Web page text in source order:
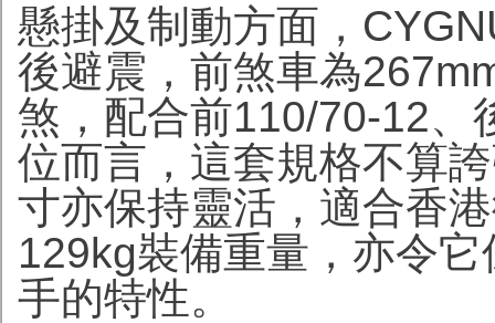
懸掛及制動方面，
後避震，前煞車為
煞，配合前110/70-12、
位而言，這套規格不算
寸亦保持靈活，適合香
129kg裝備重量，亦令
手的特性。